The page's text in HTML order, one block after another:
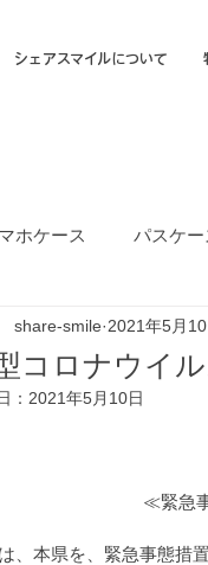
シェアスマイルについて
ホケース パスケー
・動画 フクオカT
コロナウイ
share-smile 2021年5月10
： 2021年5月10日
≪緊急
、本県を、緊急事態措